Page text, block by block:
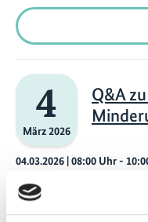
4
März 2026
Q&A
04.03.2026 | 08:00 Uhr-